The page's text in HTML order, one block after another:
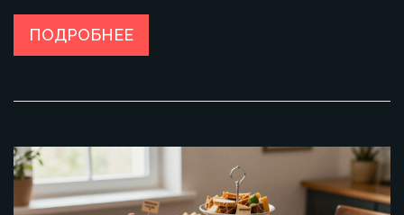
ПОДРОБНЕЕ